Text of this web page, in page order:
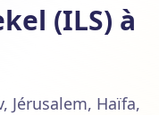
(ILS) à
Jérusalem, Haïfa,